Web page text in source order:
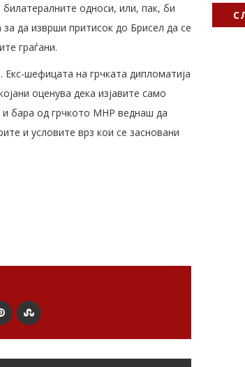
односи, или, пак, би
да изврши притисок до Брисел да се
граѓани.
шефицата на грчката дипломатија
оценува дека изјавите само
и бара од грчкото МНР веднаш да
и условите врз кои се засновани